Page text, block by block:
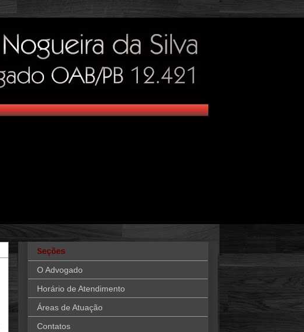
Seções
O Advogado
Horário de Atendimento
Áreas de Atuação
Contatos